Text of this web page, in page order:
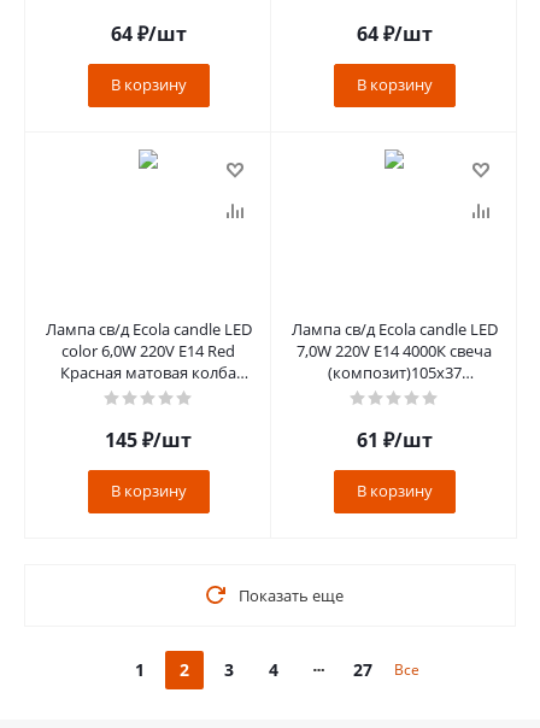
64₽/шт
В корзину
64₽/шт
В корзину
Лампа св/д Ecola candle LED
color 6,0W 220V E14 Red
Красная матовая колба
103х37 C4TR60ELY
145₽/шт
В корзину
Лампа св/д Ecola candle LED
7,0W 220V Е14 4000К свеча
(композит)105x37
C4LV70ELC
61 ₽/шт
В корзину
Показать еще
1 2 3 4 27 Все